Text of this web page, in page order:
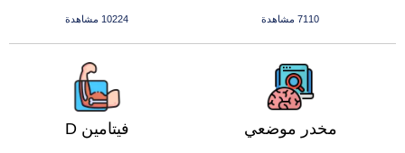
10224 مشاهدة 7110 مشاهدة
فيتامين D مخدر موضعي